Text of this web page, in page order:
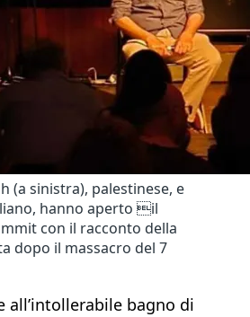
(a sinistra), palestinese, e
hanno aperto il
con il racconto della
dopo il massacro del 7
all’intollerabile bagno di